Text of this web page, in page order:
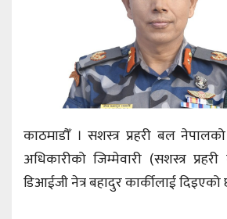
काठमाडौँ । सशस्त्र प्रहरी बल
अधिकारीको जिम्मेवारी (सशस्त्र
डिआईजी नेत्र बहादुर कार्कीलाई दिइएको